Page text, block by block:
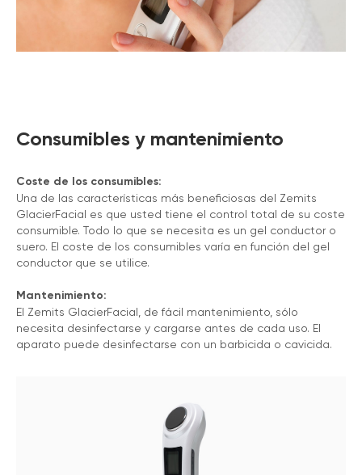
Consumibles y mantenimiento
Coste de los consumibles:
Una de las características más beneficiosas del Zemits
GlacierFacial es que usted tiene el control total de su coste
consumible. Todo lo que se necesita es un gel conductor o
suero. El coste de los consumibles varía en función del gel
conductor que se utilice.
Mantenimiento:
El Zemits GlacierFacial, de fácil mantenimiento, sólo
necesita desinfectarse y cargarse antes de cada uso. El
aparato puede desinfectarse con un barbicida o cavicida.